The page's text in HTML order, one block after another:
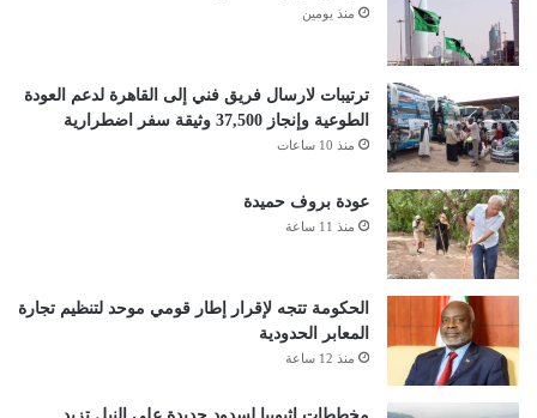
منذ يومين
ترتيبات لارسال فريق فني إلى القاهرة لدعم العودة
الطوعية وإنجاز 37,500 وثيقة سفر اضطرارية
منذ 10 ساعات
عودة بروف حميدة
منذ 11 ساعة
الحكومة تتجه لإقرار إطار قومي موحد لتنظيم تجارة
المعابر الحدودية
منذ 12 ساعة